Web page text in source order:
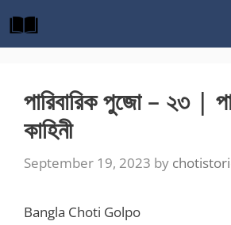
to
content
পারিবারিক পুজো – ২৩ |
কাহিনী
September 19, 2023 by
Bangla Choti Golpo